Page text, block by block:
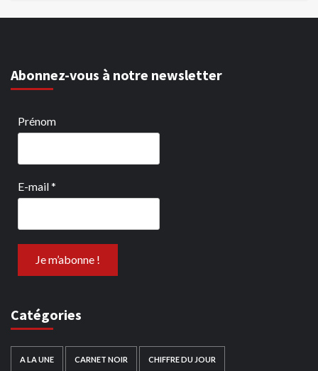
Abonnez-vous à notre newsletter
Prénom
E-mail*
Catégories
A LA UNE CARNET NOIR CHIFFRE DU JOUR